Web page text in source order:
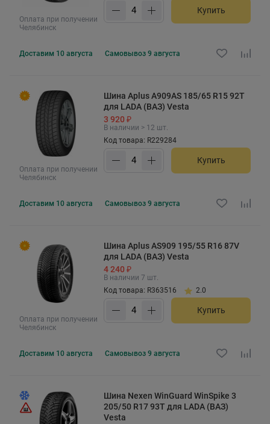
Оплата при получении
Челябинск
Купить
Доставим 10 августа Самовывоз 9 августа
Оплата при получении
Челябинск
Шина Aplus A909AS 185/65 R15 92T
для LADA (ВАЗ) Vesta
3 920 ₽
В наличии > 12 шт.
Код товара: R229284
Купить
Доставим 10 августа Самовывоз 9 августа
Оплата при получении
Челябинск
Шина Aplus AS909 195/55 R16 87V
для LADA (ВАЗ) Vesta
4 240 ₽
В наличии 7 шт.
Код товара: R363516
2.0
Купить
Доставим 10 августа Самовывоз 9 августа
Шина Nexen WinGuard WinSpike 3
205/50 R17 93T для LADA (ВАЗ)
Vesta